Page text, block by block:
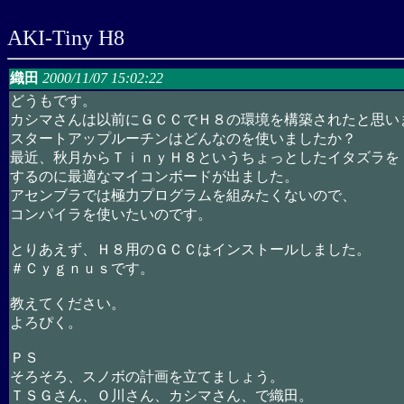
AKI-Tiny H8
織田 2000/11/07 15:02:22
どうもです。
カシマさんは以前にＧＣＣでＨ８の環境を構築されたと思い
スタートアップルーチンはどんなのを使いましたか？
最近、秋月からＴｉｎｙＨ８というちょっとしたイタズラを
するのに最適なマイコンボードが出ました。
アセンブラでは極力プログラムを組みたくないので、
コンパイラを使いたいのです。
とりあえず、Ｈ８用のＧＣＣはインストールしました。
＃Ｃｙｇｎｕｓです。
教えてください。
よろぴく。
ＰＳ
そろそろ、スノボの計画を立てましょう。
ＴＳＧさん、Ｏ川さん、カシマさん、で織田。